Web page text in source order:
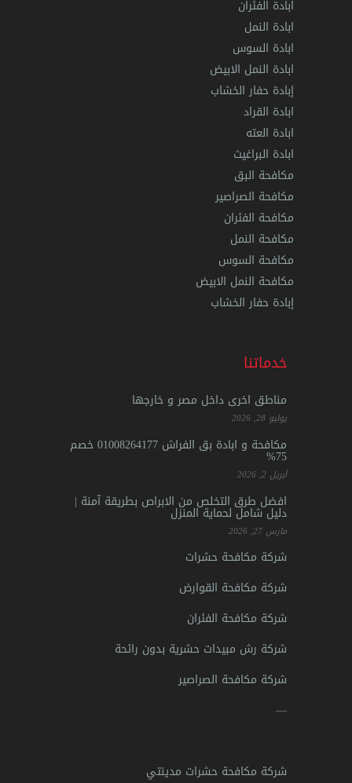
ابادة الفئران
ابادة النمل
ابادة السوس
ابادة النمل الابيض
إبادة حفار الخشاب
ابادة القراد
ابادة العته
ابادة البراغيث
مكافحة البق
مكافحة الصراصير
مكافحة الفئران
مكافحة النمل
مكافحة السوس
مكافحة النمل الابيض
إبادة حفار الخشاب
خدماتنا
مناطق اخرى داخل مصر و خارجها
يوليو 28, 2026
مكافحة و ابادة بق الفراش 01008264177 خصم
75%
أبريل 2, 2026
افضل طرق التخلص من الابراص بطريقة آمنة |
دليل شامل لحماية المنزل
مارس 27, 2026
شركة مكافحة حشرات
شركة مكافحة القوارض
شركة مكافحة الفئران
شركة رش مبيدات حشرية بدون رائحة
شركة مكافحة الصراصير
—
شركة مكافحة حشرات مدينتي